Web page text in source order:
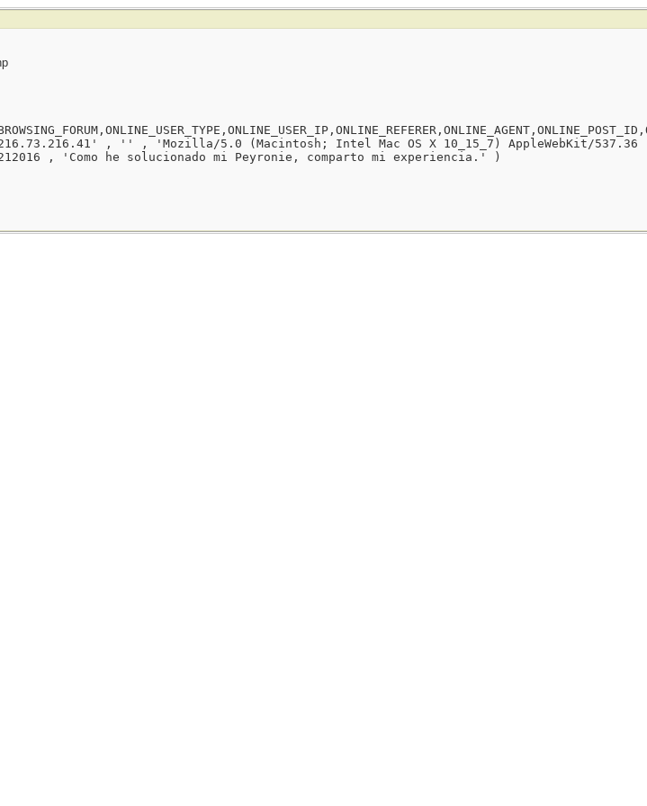
, '' , 'Mozilla/5.0 (Macintosh; Intel Mac OS X 10_15_7) AppleWebKit/537.36
, 'Como he solucionado mi Peyronie, comparto mi experiencia.' )